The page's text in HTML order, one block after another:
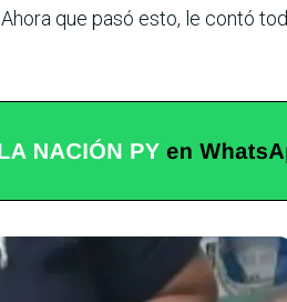
Ahora que pasó esto, le contó